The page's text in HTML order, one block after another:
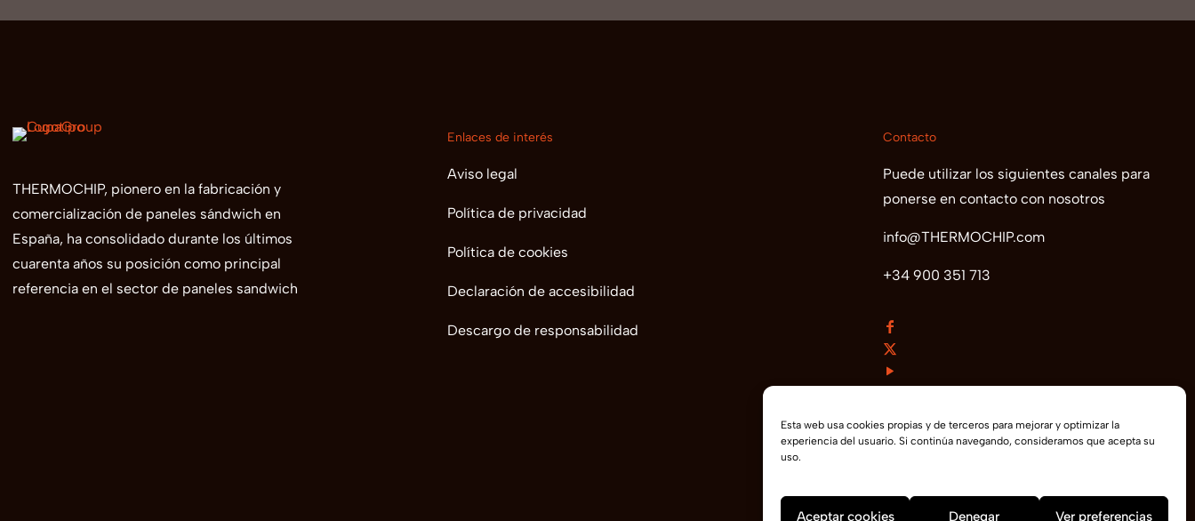
Esta web usa cookies propias y de terceros para mejorar y optimizar la
experiencia del usuario. Si continúa navegando, consideramos que acepta su
uso.
Aceptar cookies Denegar Ver preferencias
THERMOCHIP, pionero en la fabricación y
comercialización de paneles sándwich en
España, ha consolidado durante los últimos
cuarenta años su posición como principal
referencia en el sector de paneles sandwich
Enlaces de interés
Aviso legal
Política de privacidad
Política de cookies
Declaración de accesibilidad
Descargo de responsabilidad
Contacto
Puede utilizar los siguientes canales para
ponerse en contacto con nosotros
info@THERMOCHIP.com
+34 900 351 713